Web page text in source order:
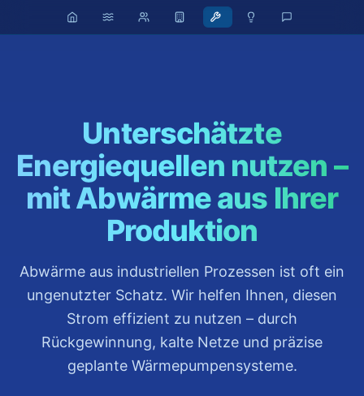
Unterschätzte
Energiequellen nutzen –
mit Abwärme aus Ihrer
Produktion
Abwärme aus industriellen Prozessen ist oft ein
ungenutzter Schatz. Wir helfen Ihnen, diesen
Strom effizient zu nutzen – durch
Rückgewinnung, kalte Netze und präzise
geplante Wärmepumpensysteme.